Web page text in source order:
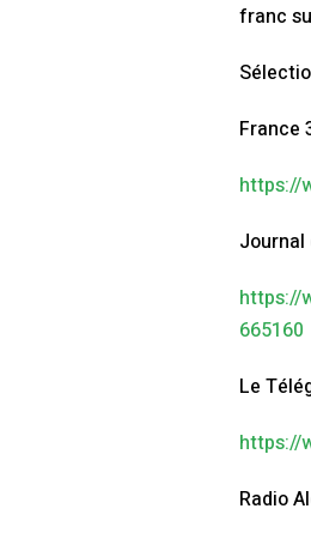
franc
France
https://
Journal
https://
665160
Le
https://
Radio